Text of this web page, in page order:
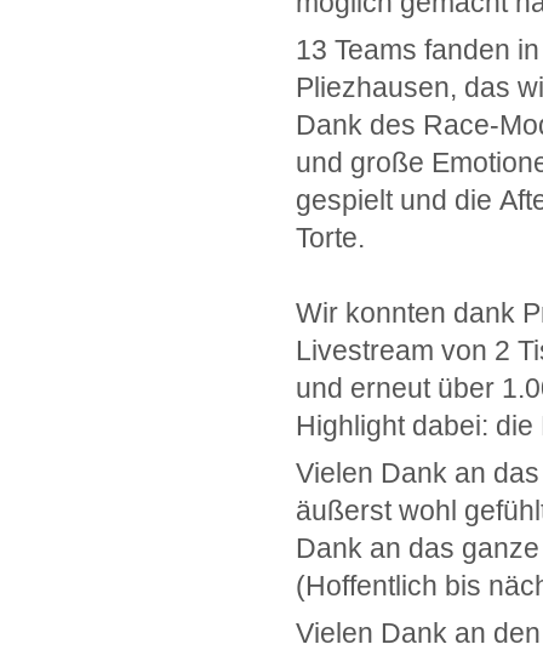
13 Teams fanden
Pliezhausen, das
Dank des Race-
und große
gespielt und die
Torte.
Wir konnten dank
Livestream von 2
und erneut über
Highlight dabei:
Vielen Dank an
äußerst wohl
Dank an das
(Hoffentlich bis
Vielen Dank an